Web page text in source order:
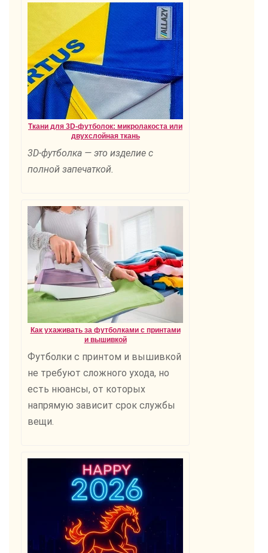
Ткани для 3D-футболок: микролакоста или
двухслойная ткань
3D-футболка — это изделие с
полной запечаткой.
Как ухаживать за футболками с принтами
и вышивкой
Футболки с принтом и вышивкой
не требуют сложного ухода, но
есть нюансы, от которых
напрямую зависит срок службы
вещи.